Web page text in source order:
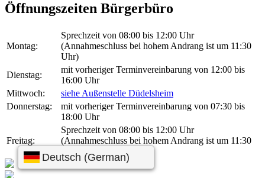
Öffnungszeiten Bürgerbüro
Montag:
Sprechzeit von 08:00 bis 12:00 Uhr
(Annahmeschluss bei hohem Andrang ist um 11:30
Uhr)
Dienstag:
mit vorheriger Terminvereinbarung von 12:00 bis
16:00 Uhr
Mittwoch:
siehe Außenstelle Düdelsheim
Donnerstag:
mit vorheriger Terminvereinbarung von 07:30 bis
18:00 Uhr
Freitag:
Sprechzeit von 08:00 bis 12:00 Uhr
(Annahmeschluss bei hohem Andrang ist um 11:30
Uhr)